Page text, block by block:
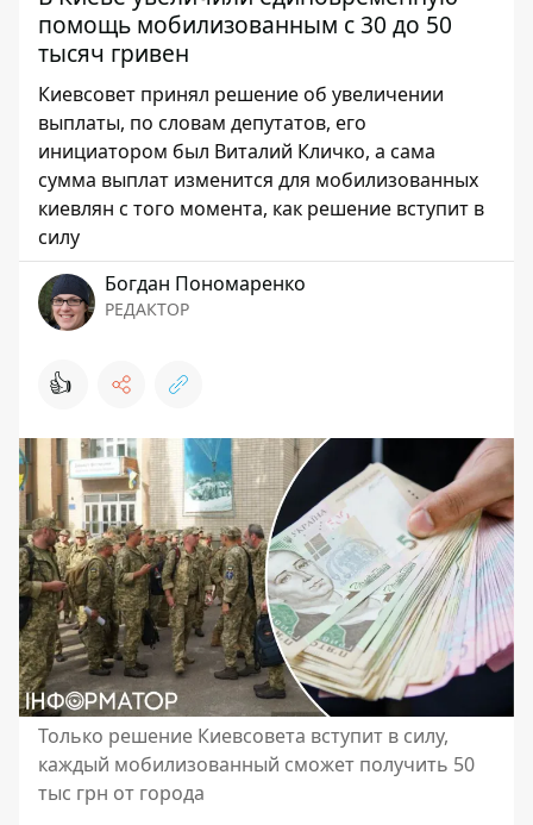
помощь мобилизованным с 30 до 50
тысяч гривен
Киевсовет принял решение об увеличении
выплаты, по словам депутатов, его
инициатором был Виталий Кличко, а сама
сумма выплат изменится для мобилизованных
киевлян с того момента, как решение вступит в
силу
Богдан Пономаренко
РЕДАКТОР
👍
Только решение Киевсовета вступит в силу,
каждый мобилизованный сможет получить 50
тыс грн от города